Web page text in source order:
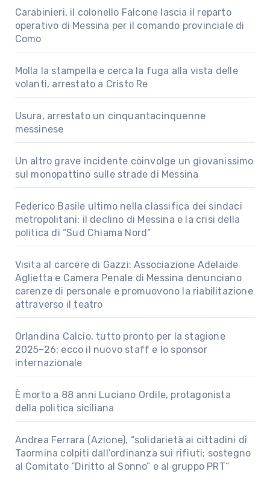
Carabinieri, il colonello Falcone lascia il reparto
operativo di Messina per il comando provinciale di
Como
Molla la stampella e cerca la fuga alla vista delle
volanti, arrestato a Cristo Re
Usura, arrestato un cinquantacinquenne
messinese
Un altro grave incidente coinvolge un giovanissimo
sul monopattino sulle strade di Messina
Federico Basile ultimo nella classifica dei sindaci
metropolitani: il declino di Messina e la crisi della
politica di “Sud Chiama Nord”
Visita al carcere di Gazzi: Associazione Adelaide
Aglietta e Camera Penale di Messina denunciano
carenze di personale e promuovono la riabilitazione
attraverso il teatro
Orlandina Calcio, tutto pronto per la stagione
2025–26: ecco il nuovo staff e lo sponsor
internazionale
È morto a 88 anni Luciano Ordile, protagonista
della politica siciliana
Andrea Ferrara (Azione), “solidarietà ai cittadini di
Taormina colpiti dall’ordinanza sui rifiuti; sostegno
al Comitato “Diritto al Sonno” e al gruppo PRT”